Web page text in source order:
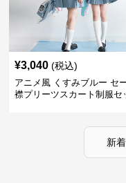
¥3,040 (税込)
アニメ風 くすみブルー セ
襟プリーツスカート制服セ
新